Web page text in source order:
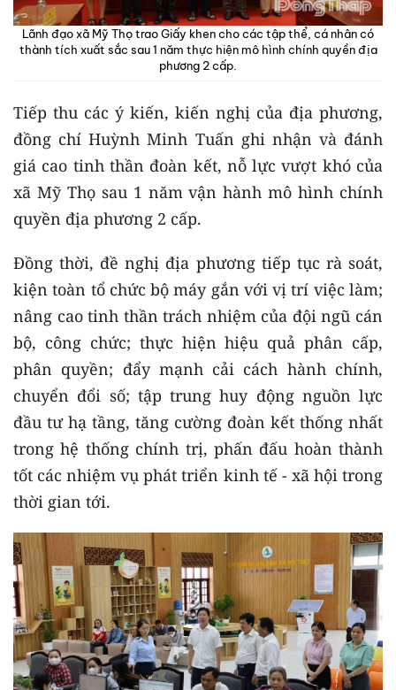
Lãnh đạo xã Mỹ Thọ trao Giấy khen cho các tập thể, cá nhân có
thành tích xuất sắc sau 1 năm thực hiện mô hình chính quyền địa
phương 2 cấp.
Tiếp thu các ý kiến, kiến nghị của địa phương,
đồng chí Huỳnh Minh Tuấn ghi nhận và đánh
giá cao tinh thần đoàn kết, nỗ lực vượt khó của
xã Mỹ Thọ sau 1 năm vận hành mô hình chính
quyền địa phương 2 cấp.
Đồng thời, đề nghị địa phương tiếp tục rà soát,
kiện toàn tổ chức bộ máy gắn với vị trí việc làm;
nâng cao tinh thần trách nhiệm của đội ngũ cán
bộ, công chức; thực hiện hiệu quả phân cấp,
phân quyền; đẩy mạnh cải cách hành chính,
chuyển đổi số; tập trung huy động nguồn lực
đầu tư hạ tầng, tăng cường đoàn kết thống nhất
trong hệ thống chính trị, phấn đấu hoàn thành
tốt các nhiệm vụ phát triển kinh tế - xã hội trong
thời gian tới.